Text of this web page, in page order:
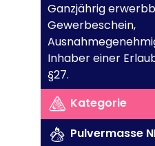
Ganzjährig
Gewerbeschein,
Inhaber einer
§27.
Kategorie
Pulvermasse